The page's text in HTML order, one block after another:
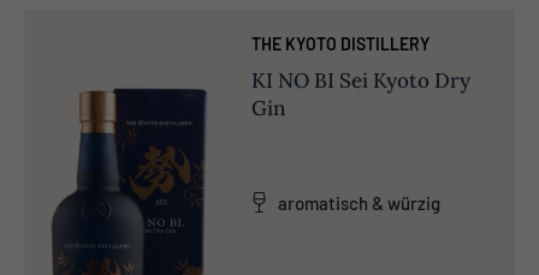
THE KYOTO DISTILLERY
KI NO BI Sei Kyoto Dry
Gin
aromatisch & würzig